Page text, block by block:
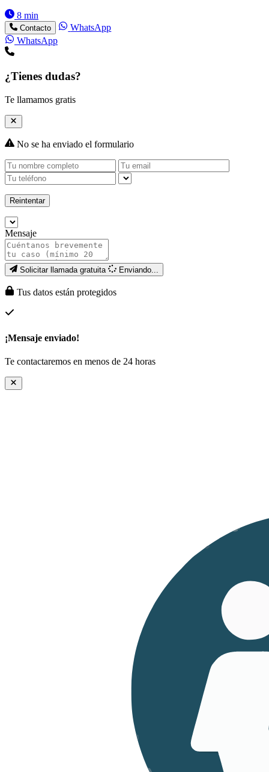
8 min
Contacto
WhatsApp
WhatsApp
¿Tienes dudas?
Te llamamos gratis
No se ha enviado el formulario
Reintentar
Mensaje
Solicitar llamada gratuita Enviando...
Tus datos están protegidos
¡Mensaje enviado!
Te contactaremos en menos de 24 horas